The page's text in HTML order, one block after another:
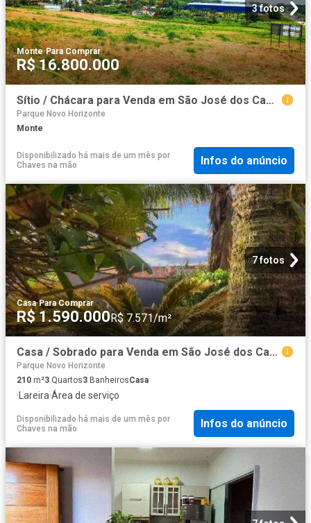
3 fotos
Monte·Para Comprar
R$ 16.800.000
Sítio / Chácara para Venda em São José dos Campos/SP Cidade Vista Verde
Parque Novo Horizonte
Monte
Disponibilizado há mais de um mês por
Chaves na mão
Infos do anúncio
7 fotos
Casa·Para Comprar
R$ 1.590.000R$ 7.571/m²
Casa / Sobrado para Venda em São José dos Campos/SP Jardim Alvorada 3 Quartos
Parque Novo Horizonte
210 m²3 Quartos3 BanheirosCasa
· Lareira·Área de serviço
Disponibilizado há mais de um mês por
Chaves na mão
Infos do anúncio